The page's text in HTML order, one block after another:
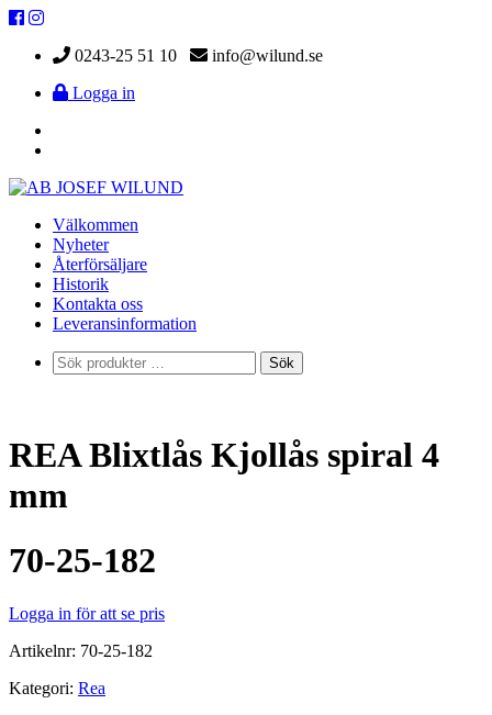
0243-25 51 10
info@wilund.se
Logga in
Välkommen
Nyheter
Återförsäljare
Historik
Kontakta oss
Leveransinformation
Sök
efter:
Sök
REA Blixtlås Kjollås spiral 4
mm
70-25-182
Logga in för att se pris
Artikelnr: 70-25-182
Kategori: Rea